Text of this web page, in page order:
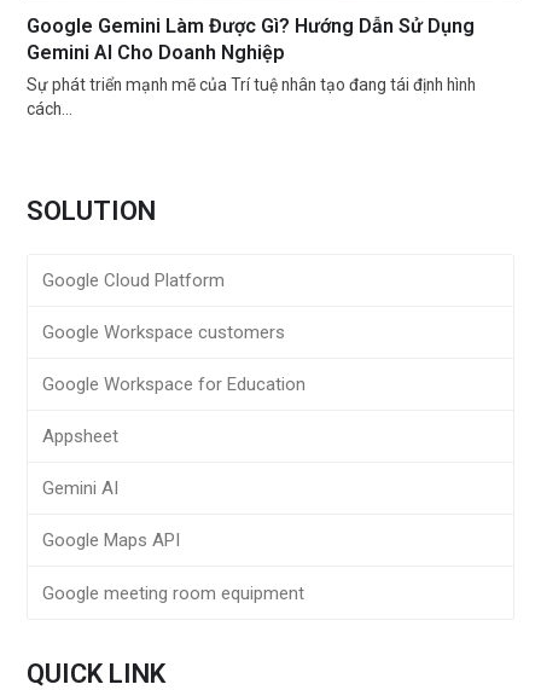
Google Gemini Làm Được Gì? Hướng Dẫn Sử Dụng
Gemini AI Cho Doanh Nghiệp
Sự phát triển mạnh mẽ của Trí tuệ nhân tạo đang tái định hình
cách…
SOLUTION
Google Cloud Platform
Google Workspace customers
Google Workspace for Education
Appsheet
Gemini AI
Google Maps API
Google meeting room equipment
QUICK LINK